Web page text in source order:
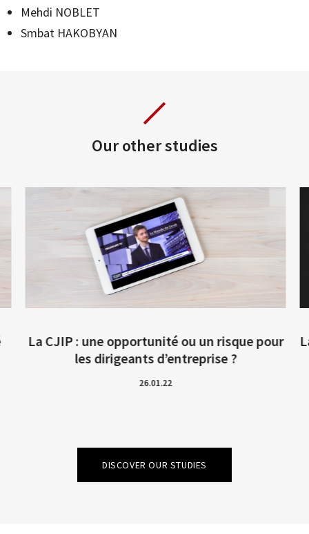
Mehdi NOBLET
Smbat HAKOBYAN
Our other studies
La CJIP : une opportunité ou un risque pour
les dirigeants d’entreprise ?
26.01.22
DISCOVER OUR STUDIES
Qui sommes-nous ?
Expertises
Réseaux
Distinctions
Baro Alto Formation
Actualités
Baro Alto Academy
Nous contacter